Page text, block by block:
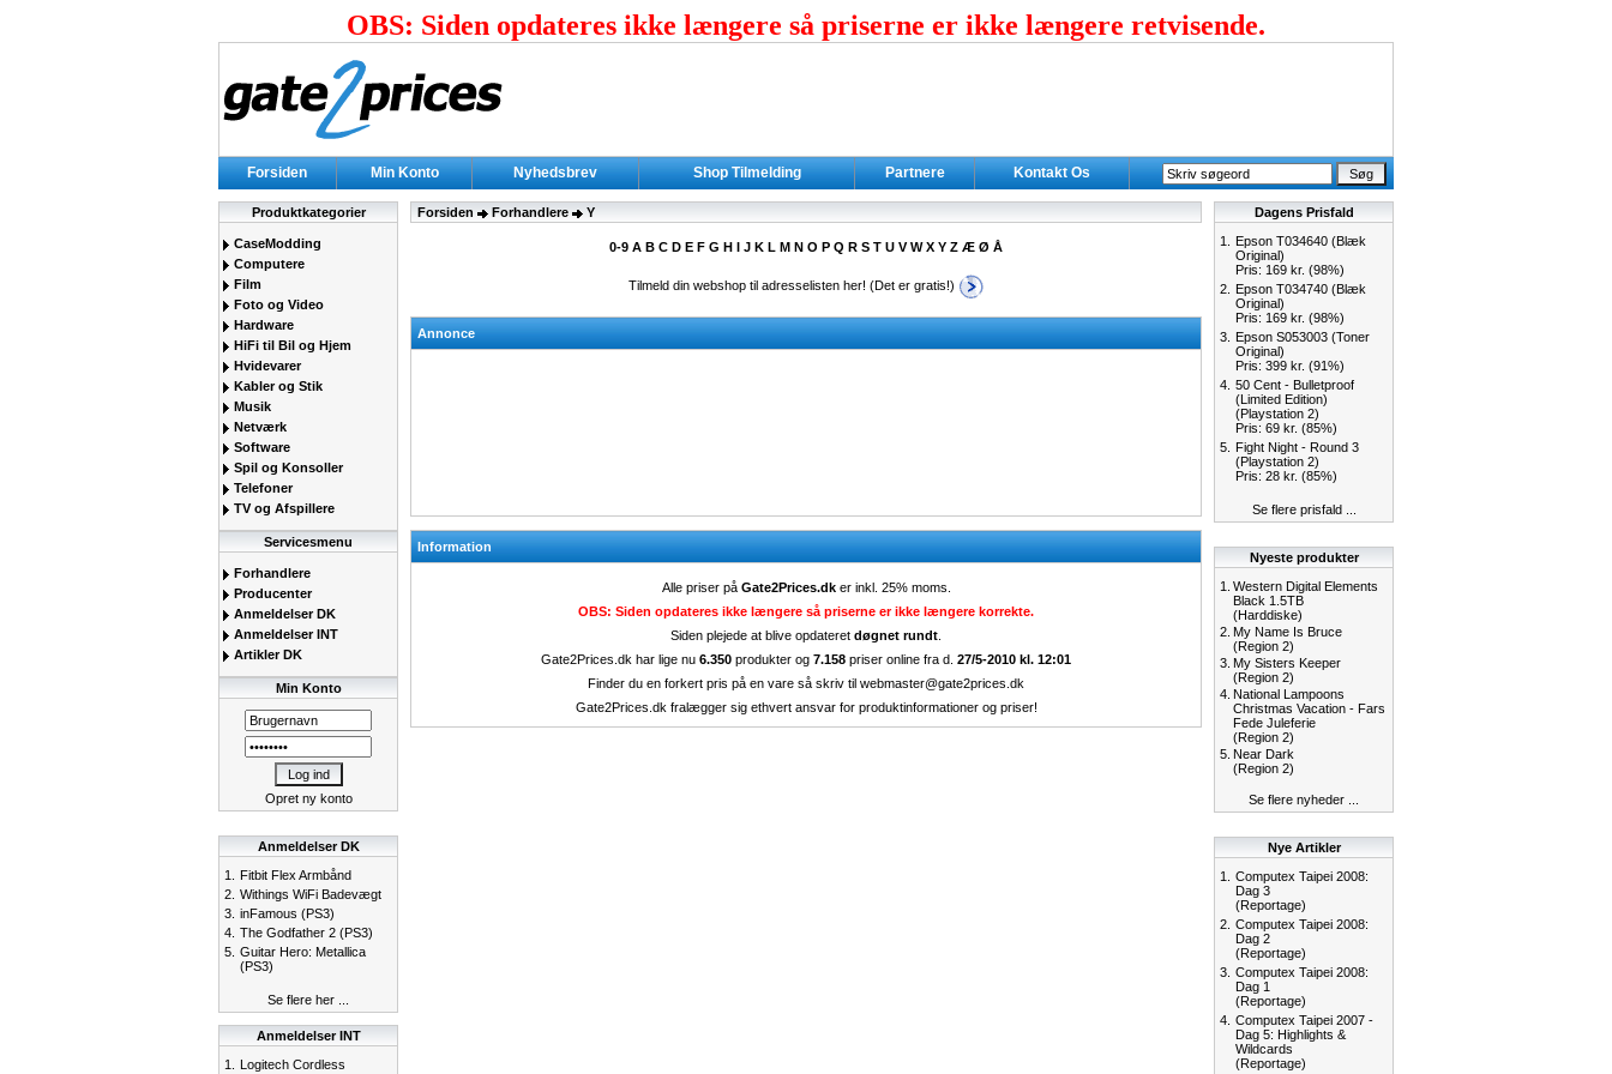
OBS: Siden opdateres ikke længere så priserne er ikke længere retvisende.
Forsiden Min Konto Nyhedsbrev Shop Tilmelding Partnere Kontakt Os
Produktkategorier
CaseModding
Computere
Film
Foto og Video
Hardware
HiFi til Bil og Hjem
Hvidevarer
Kabler og Stik
Musik
Netværk
Software
Spil og Konsoller
Telefoner
TV og Afspillere
Servicesmenu
Forhandlere
Producenter
Anmeldelser DK
Anmeldelser INT
Artikler DK
Min Konto
Opret ny konto
Anmeldelser DK
1.
Fitbit Flex Armbånd
2. Withings WiFi Badevægt
3. inFamous (PS3)
4. The Godfather 2 (PS3)
5. Guitar Hero: Metallica
(PS3)
Se flere her ...
Anmeldelser INT
1.
Logitech Cordless
Forsiden Forhandlere Y
0-9 A B C D E F G H I J K L M N O P Q R S T U V W X Y Z Æ Ø Å
Tilmeld din webshop til adresselisten her! (Det er gratis!)
Annonce
Information
Alle priser på Gate2Prices.dker inkl. 25% moms.
OBS: Siden opdateres ikke længere så priserne er ikke længere korrekte.
Siden plejede at blive opdateret døgnet rundt
Gate2Prices.dk har lige nu 6.350 produkter og 7.158 priser online fra d. 27/5-2010 kl. 12:01
Finder du en forkert pris på en vare så skriv til webmaster@gate2prices.dk
Gate2Prices.dk fralægger sig ethvert ansvar for produktinformationer og priser!
Dagens Prisfald
1.
Epson T034640 (Blæk
Original)
Pris: 169 kr. (98%)
2. Epson T034740 (Blæk
Original)
Pris: 169 kr. (98%)
3. Epson S053003 (Toner
Original)
Pris: 399 kr. (91%)
4. 50 Cent - Bulletproof
(Limited Edition)
(Playstation 2)
Pris: 69 kr. (85%)
5. Fight Night - Round 3
(Playstation 2)
Pris: 28 kr. (85%)
Se flere prisfald ...
Nyeste produkter
1. Western Digital Elements
Black 1.5TB
(Harddiske)
2. My Name Is Bruce
(Region 2)
3. My Sisters Keeper
(Region 2)
4. National Lampoons
Christmas Vacation - Fars
Fede Juleferie
(Region 2)
5. Near Dark
(Region 2)
Se flere nyheder ...
Nye Artikler
1.
Computex Taipei 2008:
Dag 3
(Reportage)
2. Computex Taipei 2008:
Dag 2
(Reportage)
3. Computex Taipei 2008:
Dag 1
(Reportage)
4. Computex Taipei 2007 -
Dag 5: Highlights &
Wildcards
(Reportage)